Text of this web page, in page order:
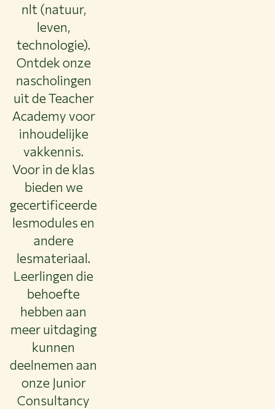
Thema's
Studeren bij WUR
Samenwerken met WUR
Over WUR
HUIDIGE STUDENTEN
BIBLIOTHEEK
CONTACT
NL
nlt (natuur,
leven,
technologie).
Ontdek onze
nascholingen
uit de Teacher
Academy voor
inhoudelijke
vakkennis.
Voor in de klas
bieden we
gecertificeerde
lesmodules en
andere
lesmateriaal.
Leerlingen die
behoefte
hebben aan
meer uitdaging
kunnen
deelnemen aan
onze Junior
Consultancy